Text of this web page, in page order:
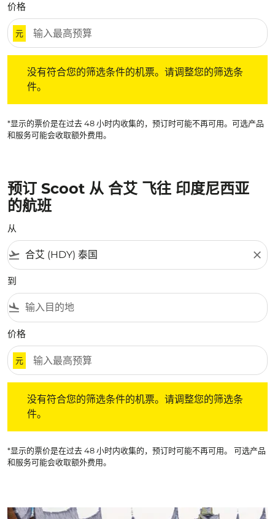
价格
元
没有符合您的筛选条件的机票。请调整您的筛选条
件。
*显示的票价是在过去 48 小时内收集的，预订时可能不再可用。可选产品
和服务可能会收取额外费用。
预订 Scoot 从 合艾 飞往 印度尼西亚
的航班
从
flight_takeoff close
到
flight_land
价格
元
没有符合您的筛选条件的机票。请调整您的筛选条
件。
*显示的票价是在过去 48 小时内收集的，预订时可能不再可用。 可选产品
和服务可能会收取额外费用。